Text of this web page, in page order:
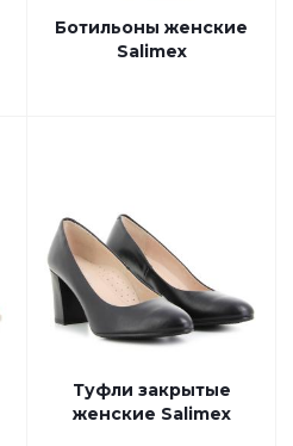
Ботильоны женские
Salimex
Туфли закрытые
женские Salimex